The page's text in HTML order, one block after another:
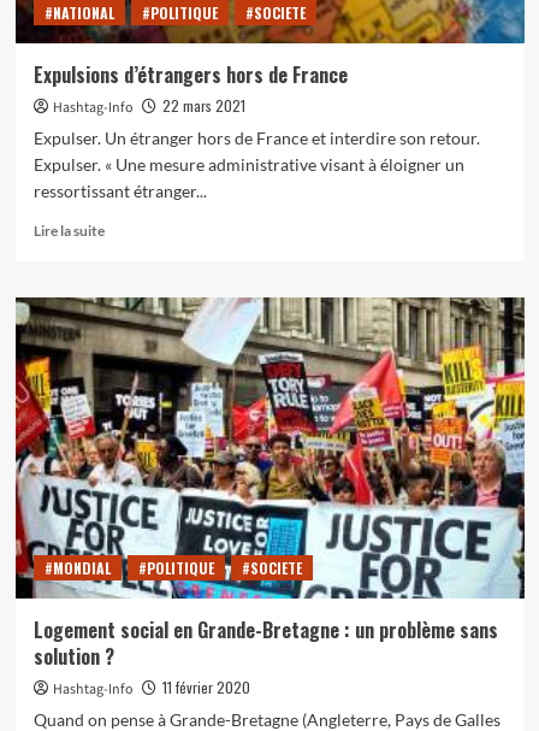
#NATIONAL #POLITIQUE #SOCIETE
Expulsions d’étrangers hors de France
Hashtag-Info
22 mars 2021
Expulser. Un étranger hors de France et interdire son retour.
Expulser. « Une mesure administrative visant à éloigner un
ressortissant étranger...
Lire la suiteEn
sur
Expulsions
d’étrangers
hors
de
France
#MONDIAL #POLITIQUE #SOCIETE
Logement social en Grande-Bretagne : un problème sans
solution ?
Hashtag-Info
11 février 2020
Quand on pense à Grande-Bretagne (Angleterre, Pays de Galles